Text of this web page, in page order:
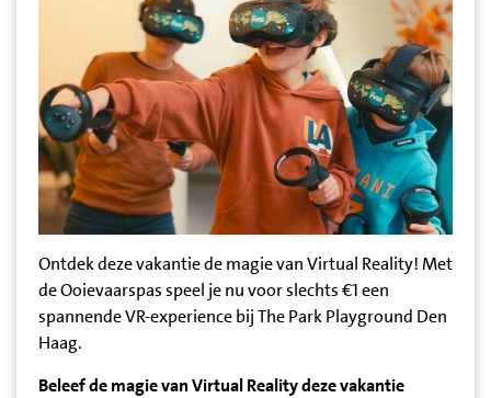
Ontdek deze vakantie de magie van Virtual Reality! Met
de Ooievaarspas speel je nu voor slechts €1 een
spannende VR-experience bij The Park Playground Den
Haag.
Beleef de magie van Virtual Reality deze vakantie